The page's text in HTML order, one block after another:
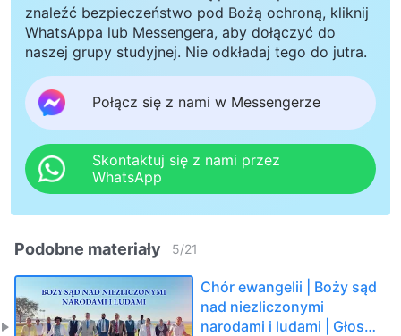
znaleźć bezpieczeństwo pod Bożą ochroną, kliknij
WhatsAppa lub Messengera, aby dołączyć do
naszej grupy studyjnej. Nie odkładaj tego do jutra.
Połącz się z nami w Messengerze
Skontaktuj się z nami przez
WhatsApp
Podobne materiały 5/21
Chór ewangelii | Boży sąd
nad niezliczonymi
narodami i ludami | Głosy